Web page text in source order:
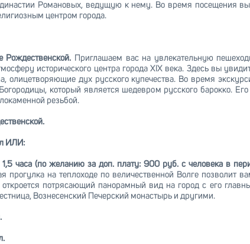
Романовых, ведущую к нему. Во время посещения вы
центром города.
Рождественской. Приглашаем вас на увлекательную
исторического центра города XIX века. Здесь вы
олицетворяющие дух русского купечества. Во время
который является шедевром русского барокко.
резьбой.
ИЛИ:
часа (по желанию за доп. плату: 900 руб. с человека в
прогулка на теплоходе по величественной Волге позволит
потрясающий панорамный вид на город с его
Вознесенский Печерский монастырь и другими.